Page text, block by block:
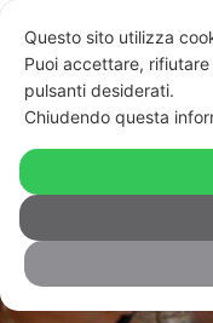
Roma
Questo sito utilizza
Puoi accettare,
pulsanti desiderati.
Chiudendo questa